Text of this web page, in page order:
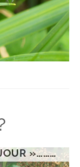
»………